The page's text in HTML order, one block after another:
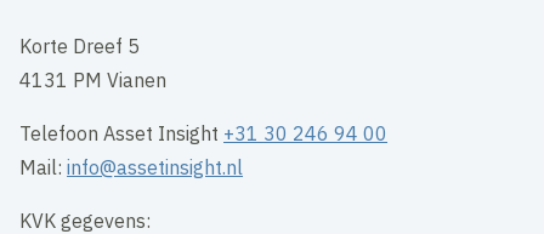
Korte Dreef 5
4131 PM Vianen
Telefoon Asset Insight +31 30 246 94 00
Mail:info@assetinsight.nl
KVK gegevens: